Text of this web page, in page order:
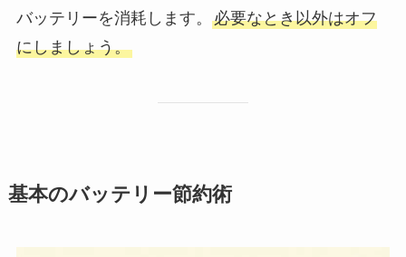
バッテリーを消耗します。 必要なとき以外はオフ
にしましょう。
基本のバッテリー節約術